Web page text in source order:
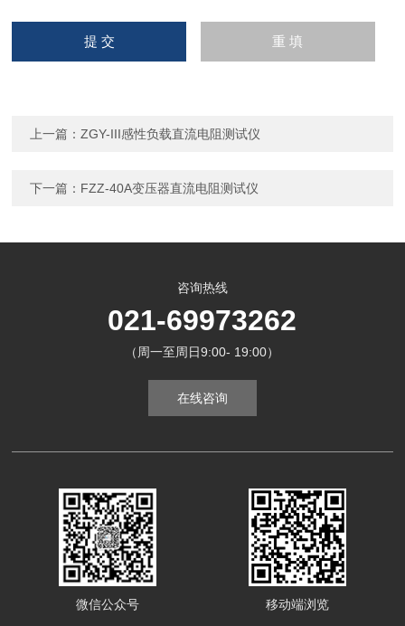
上一篇：ZGY-III感性负载直流电阻测试仪
下一篇： FZZ-40A变压器直流电阻测试仪
咨询热线
021-69973262
（周一至周日9:00- 19:00）
在线咨询
微信公众号 移动端浏览